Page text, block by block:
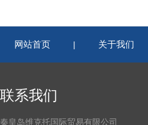
网站首页 | 关于我们
联系我们
秦皇岛维克托国际贸易有限公司